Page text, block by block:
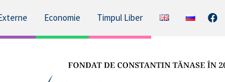
Economie Timpul Liber